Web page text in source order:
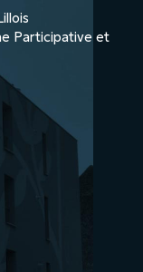
Participative et